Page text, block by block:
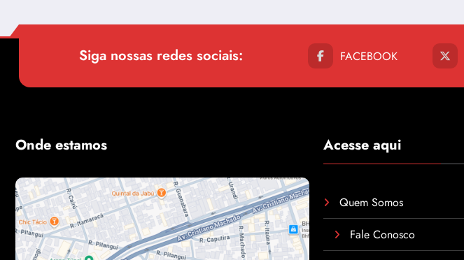
Siga nossas redes sociais: FACEBOOK
Onde estamos Acesse aqui
Quem Somos
Fale Conosco